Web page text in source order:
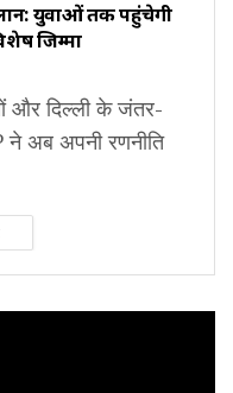
युवाओं तक पहुंचेगी
जिम्मा
और दिल्ली के जंतर-
ने अब अपनी रणनीति